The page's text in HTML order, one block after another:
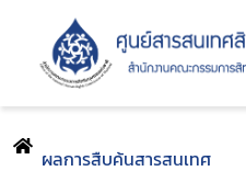
ผลการสืบค้นสารสนเทศ